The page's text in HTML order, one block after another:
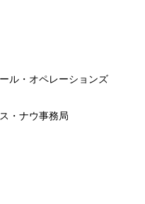
ル・オペレーションズ
・ナウ事務局